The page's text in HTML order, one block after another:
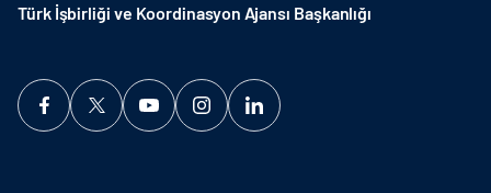
Türk İşbirliği ve Koordinasyon Ajansı Başkanlığı